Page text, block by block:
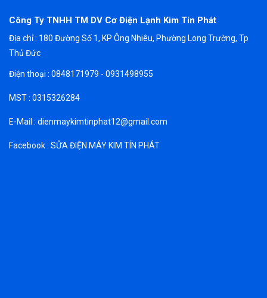
Công Ty TNHH TM DV Cơ Điện Lạnh Kim Tín Phát
Địa chỉ : 180 Đường Số 1, KP Ông Nhiêu, Phường Long Trường, Tp
Thủ Đức
Điện thoại : 0848171979 - 0931498955
MST : 0315326284
E-Mail : dienmaykimtinphat12@gmail.com
Facebook : SỬA ĐIỆN MÁY KIM TÍN PHÁT